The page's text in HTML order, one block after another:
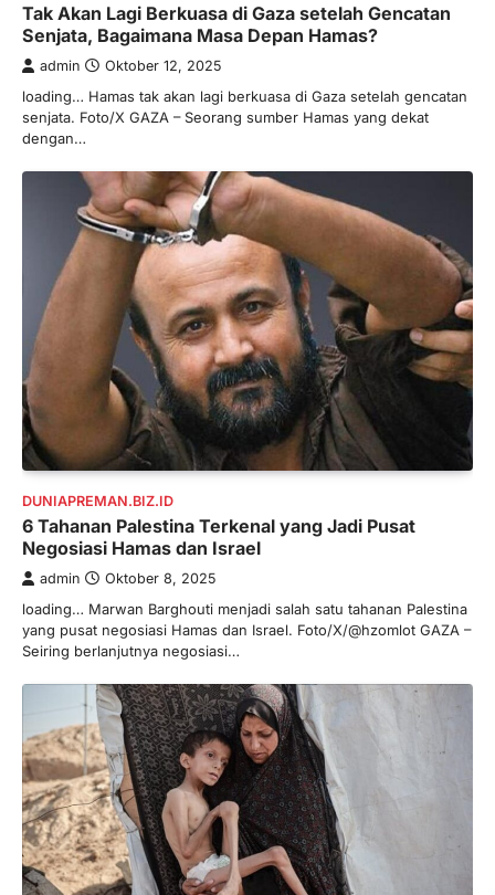
Tak Akan Lagi Berkuasa di Gaza setelah Gencatan
Senjata, Bagaimana Masa Depan Hamas?
admin Oktober 12, 2025
loading… Hamas tak akan lagi berkuasa di Gaza setelah gencatan
senjata. Foto/X GAZA – Seorang sumber Hamas yang dekat
dengan…
DUNIAPREMAN.BIZ.ID
6 Tahanan Palestina Terkenal yang Jadi Pusat
Negosiasi Hamas dan Israel
admin Oktober 8, 2025
loading… Marwan Barghouti menjadi salah satu tahanan Palestina
yang pusat negosiasi Hamas dan Israel. Foto/X/@hzomlot GAZA –
Seiring berlanjutnya negosiasi…